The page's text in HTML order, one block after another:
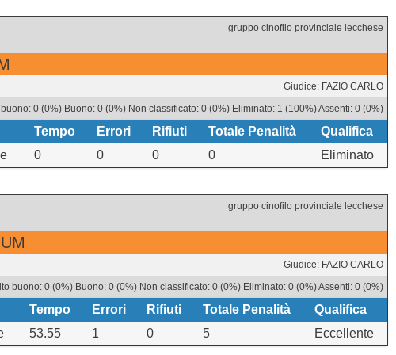
gruppo cinofilo provinciale lecchese
Giudice: FAZIO CARLO
0 (0%) Buono: 0 (0%) Non classificato: 0 (0%) Eliminato: 1 (100%) Assenti: 0 (0%)
Tempo Errori Rifiuti Totale Penalità
Qualifica
0 0 0 0 Eliminato
gruppo cinofilo provinciale lecchese
Giudice: FAZIO CARLO
buono: 0 (0%) Buono: 0 (0%) Non classificato: 0 (0%) Eliminato: 0 (0%) Assenti: 0 (0%)
Tempo Errori Rifiuti Totale Penalità
Qualifica
53.55 1 0 5 Eccellente